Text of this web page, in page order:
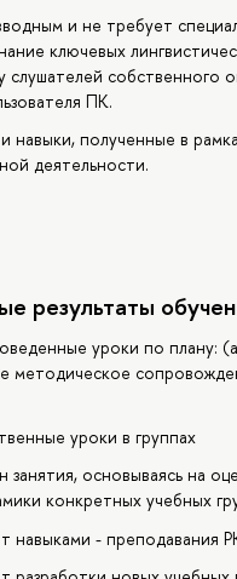
и не требует
ключевых
слушателей собственного
ПК.
навыки, полученные в
деятельности.
результаты
уроки по плану:
методическое
уроки в группах
занятия, основываясь на
конкретных учебных
навыками - преподавания